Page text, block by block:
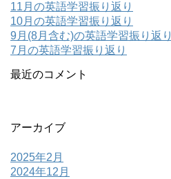
11月の英語学習振り返り
10月の英語学習振り返り
9月(8月含む)の英語学習振り返り
7月の英語学習振り返り
最近のコメント
アーカイブ
2025年2月
2024年12月